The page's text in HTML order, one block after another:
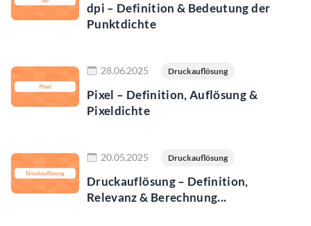
dpi – Definition & Bedeutung der
Punktdichte
28.06.2025 Druckauflösung
Pixel – Definition, Auflösung &
Pixeldichte
20.05.2025 Druckauflösung
Druckauflösung – Definition,
Relevanz & Berechnung...